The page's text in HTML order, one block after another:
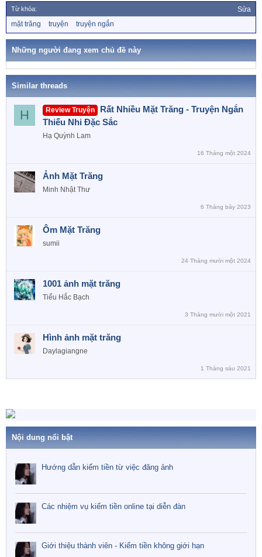
a
c
t
o
s
Từ khóa: Sửa
ừ
k
mặt trăng truyện truyện ngắn
Những người đang xem chủ đề này
Similar threads
H Review Truyện
Rất Nhiều Mặt Trăng - Truyện Ngắn
Thiếu Nhi Đặc Sắc
Hạ Quỳnh Lam
16 Tháng một 2024
Ảnh Mặt Trăng
Minh Nhật Thư
6 Tháng bảy 2023
Ôm Mặt Trăng
sumii
24 Tháng mười một 2024
1001 ảnh mặt trăng
Tiểu Hắc Bạch
3 Tháng mười một 2021
Hình ảnh mặt trăng
Daylagiangne
1 Tháng sáu 2021
Nội dung nổi bật
Hướng dẫn kiếm tiền từ việc đăng ảnh
Các nhiệm vụ kiếm tiền online tại diễn đàn
Giới thiệu thành viên - Kiếm tiền không giới hạn